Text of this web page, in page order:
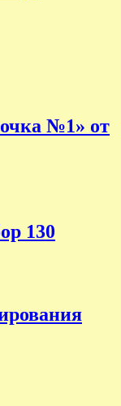
№1» от
130